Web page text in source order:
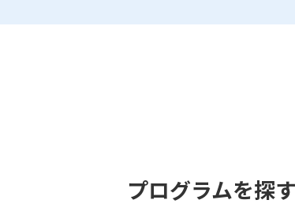
プログラムを探す